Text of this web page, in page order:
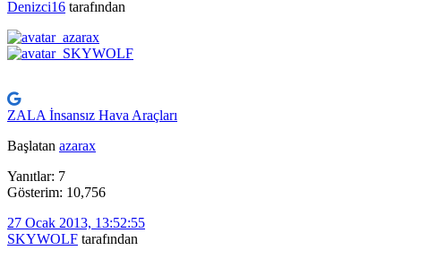
Denizci16 tarafından
ZALA İnsansız Hava Araçları
Başlatan azarax
Yanıtlar: 7
Gösterim: 10,756
27 Ocak 2013, 13:52:55
SKYWOLF tarafından